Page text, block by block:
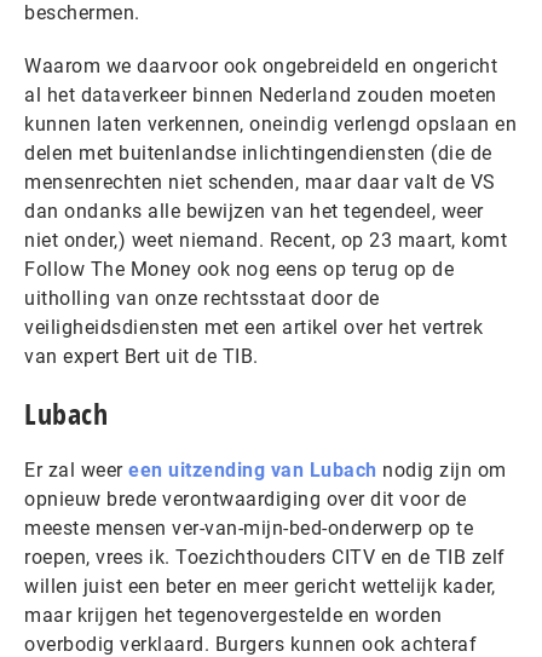
beschermen.
Waarom we daarvoor ook ongebreideld en ongericht
al het dataverkeer binnen Nederland zouden moeten
kunnen laten verkennen, oneindig verlengd opslaan en
delen met buitenlandse inlichtingendiensten (die de
mensenrechten niet schenden, maar daar valt de VS
dan ondanks alle bewijzen van het tegendeel, weer
niet onder,) weet niemand. Recent, op 23 maart, komt
Follow The Money ook nog eens op terug op de
uitholling van onze rechtsstaat door de
veiligheidsdiensten met een artikel over het vertrek
van expert Bert uit de TIB.
Lubach
Er zal weer een uitzending van Lubach nodig zijn om
opnieuw brede verontwaardiging over dit voor de
meeste mensen ver-van-mijn-bed-onderwerp op te
roepen, vrees ik. Toezichthouders CITV en de TIB zelf
willen juist een beter en meer gericht wettelijk kader,
maar krijgen het tegenovergestelde en worden
overbodig verklaard. Burgers kunnen ook achteraf